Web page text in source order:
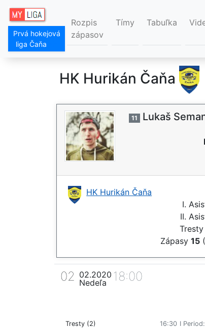
Prvá hokejová
liga Čaňa
Rozpis
zápasov
Tímy Tabuľka
HK Hurikán Čaňa
11 Lukaš
HK Hurikán Čaňa
I.
II.
Zápasy 15
02 02.2020
Nedeľa
18:00
Tresty (2) 16:30 I